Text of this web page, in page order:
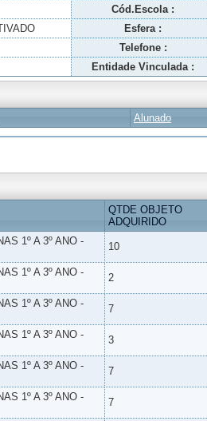
Cód.Escola :
Esfera :
Telefone :
Entidade Vinculada :
Alunado
QTDE OBJETO
ADQUIRIDO
1º A 3º ANO -
10
1º A 3º ANO -
2
1º A 3º ANO -
7
1º A 3º ANO -
3
1º A 3º ANO -
7
1º A 3º ANO -
7